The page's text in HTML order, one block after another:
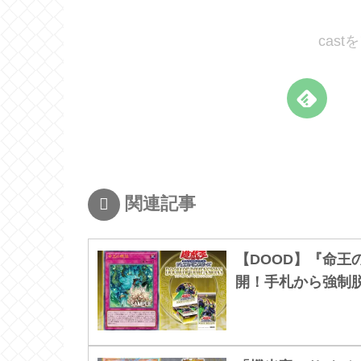
cast
関連記事
【DOOD】『命
開！手札から強制